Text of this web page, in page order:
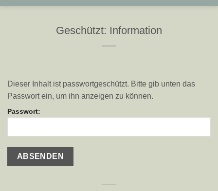
Geschützt: Information
Dieser Inhalt ist passwortgeschützt. Bitte gib unten das
Passwort ein, um ihn anzeigen zu können.
Passwort: